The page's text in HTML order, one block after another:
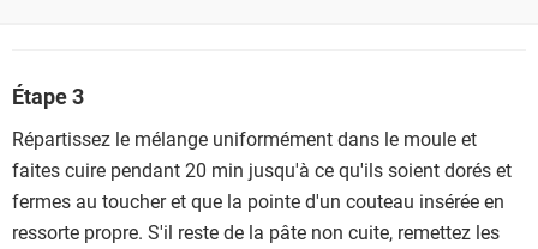
Étape 3
Répartissez le mélange uniformément dans le moule et
faites cuire pendant 20 min jusqu'à ce qu'ils soient dorés et
fermes au toucher et que la pointe d'un couteau insérée en
ressorte propre. S'il reste de la pâte non cuite, remettez les